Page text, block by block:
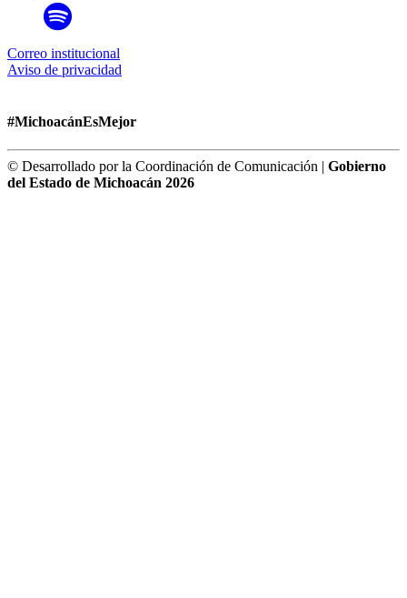
Correo institucional
Aviso de privacidad
#MichoacánEsMejor
© Desarrollado por la Coordinación de Comunicación | Gobierno
del Estado de Michoacán 2026